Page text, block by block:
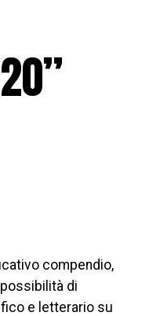
compendio,
di
e letterario su